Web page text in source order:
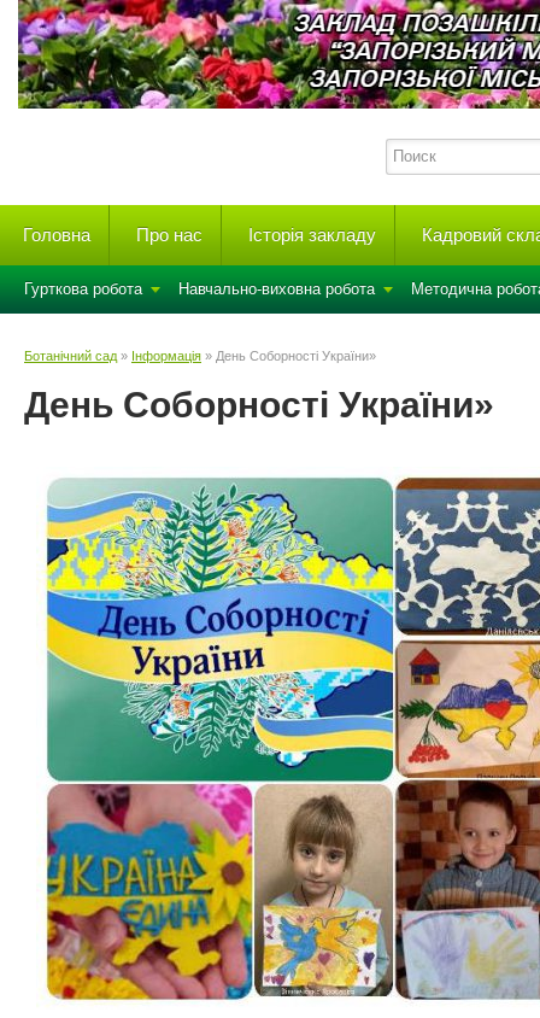
Головна Про нас Історія закладу Кадровий
Гурткова робота Навчально-виховна робота Методична
Ботанічний сад » Інформація » День Соборності України»
День Соборності України»